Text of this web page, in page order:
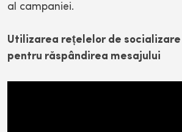
al campaniei.
Utilizarea rețelelor de socializare
pentru răspândirea mesajului